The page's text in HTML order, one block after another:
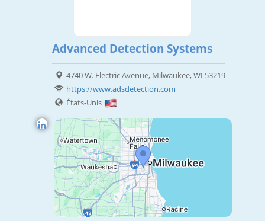
Advanced Detection Systems
4740 W. Electric Avenue, Milwaukee, WI 53219
https://www.adsdetection.com
États-Unis